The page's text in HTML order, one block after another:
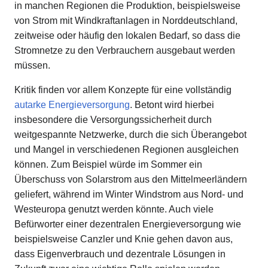
in manchen Regionen die Produktion, beispielsweise
von Strom mit Windkraftanlagen in Norddeutschland,
zeitweise oder häufig den lokalen Bedarf, so dass die
Stromnetze zu den Verbrauchern ausgebaut werden
müssen.
Kritik finden vor allem Konzepte für eine vollständig
autarke Energieversorgung. Betont wird hierbei
insbesondere die Versorgungssicherheit durch
weitgespannte Netzwerke, durch die sich Überangebot
und Mangel in verschiedenen Regionen ausgleichen
können. Zum Beispiel würde im Sommer ein
Überschuss von Solarstrom aus den Mittelmeerländern
geliefert, während im Winter Windstrom aus Nord- und
Westeuropa genutzt werden könnte. Auch viele
Befürworter einer dezentralen Energieversorgung wie
beispielsweise Canzler und Knie gehen davon aus,
dass Eigenverbrauch und dezentrale Lösungen in